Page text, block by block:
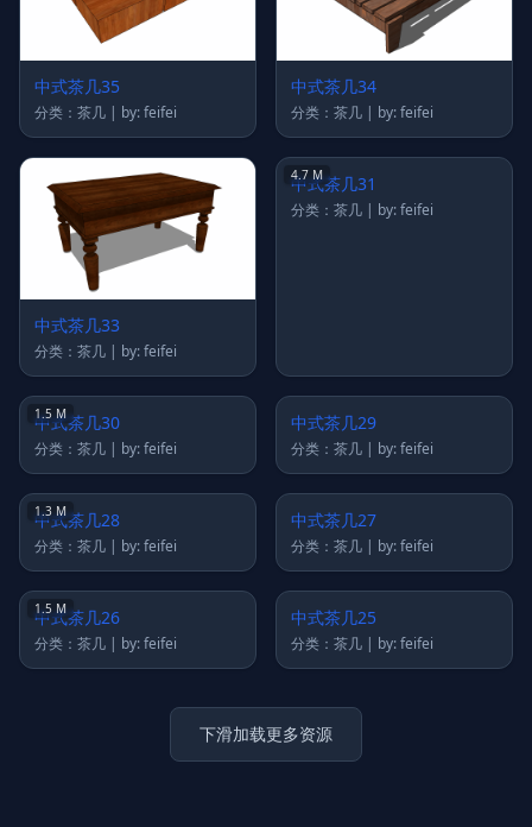
中式茶几35
分类：茶几 | by: feifei
中式茶几34
分类：茶几 | by: feifei
中式茶几33
分类：茶几 | by: feifei
4.7 M
1.5 M
分类：茶几 | by: feifei
中式茶几29
分类：茶几 | by: feifei
1.3 M